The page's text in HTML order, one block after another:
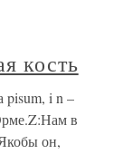
кость
pisum, i n –
в
он,